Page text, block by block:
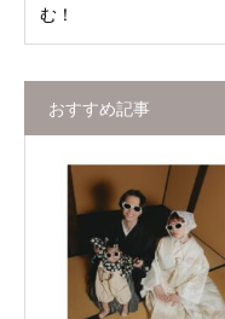
む！
おすすめ記事